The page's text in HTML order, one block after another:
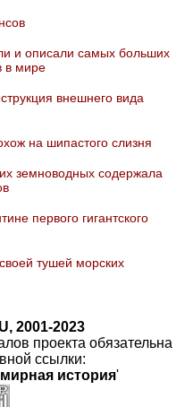
и описали самых больших
в мире
внешнего вида
на шипастого слизня
земноводных содержала
первого гигантского
тушей морских
2001-2023
проекта обязательна
ссылки:
история'